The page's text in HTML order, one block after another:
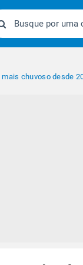
chuvoso desde